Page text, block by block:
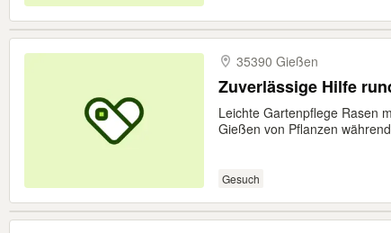
35390 Gießen
Zuverlässige Hilfe
Leichte Gartenpflege Rasen
Gießen von Pflanzen
Gesuch